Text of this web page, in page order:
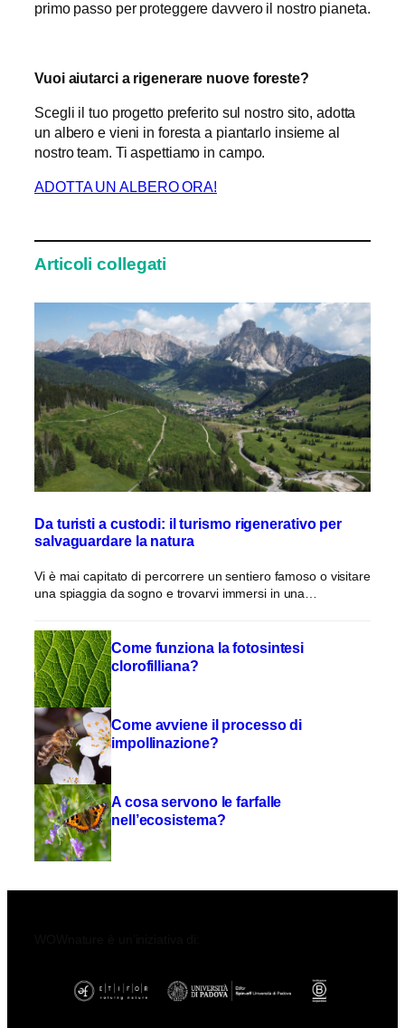
primo passo per proteggere davvero il nostro pianeta.
Vuoi aiutarci a rigenerare nuove foreste?
Scegli il tuo progetto preferito sul nostro sito, adotta
un albero e vieni in foresta a piantarlo insieme al
nostro team. Ti aspettiamo in campo.
ADOTTA UN ALBERO ORA!
Articoli collegati
Da turisti a custodi: il turismo rigenerativo per
salvaguardare la natura
Vi è mai capitato di percorrere un sentiero famoso o visitare
una spiaggia da sogno e trovarvi immersi in una…
Come funziona la fotosintesi
clorofilliana?
Come avviene il processo di
impollinazione?
A cosa servono le farfalle
nell’ecosistema?